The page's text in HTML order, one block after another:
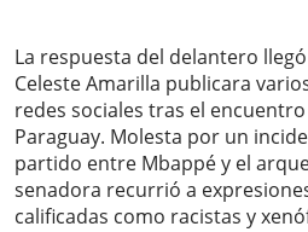
La respuesta del delantero
Celeste Amarilla publicara
redes sociales tras el
Paraguay. Molesta por un
partido entre Mbappé y el
senadora recurrió a
calificadas como racistas y